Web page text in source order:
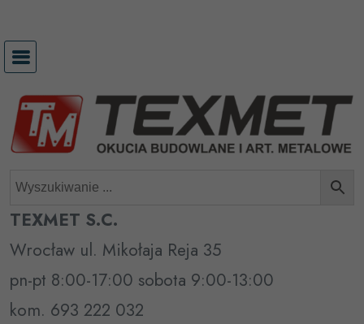
treści
TEXMET S.C.
Wrocław ul. Mikołaja Reja 35
pn-pt 8:00-17:00 sobota 9:00-13:00
kom. 693 222 032